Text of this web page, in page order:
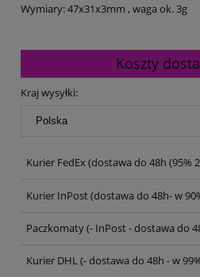
Wymiary: 47x31x3mm , waga ok. 3g
Koszty
Cena nie zawiera ewentualnych
Kraj wysyłki:
Kurier FedEx(dostawa do 48h (95%
Kurier InPost(dostawa do 48h- w
Paczkomaty(- InPost - dostawa do
Kurier DHL(- dostawa do 48h - w